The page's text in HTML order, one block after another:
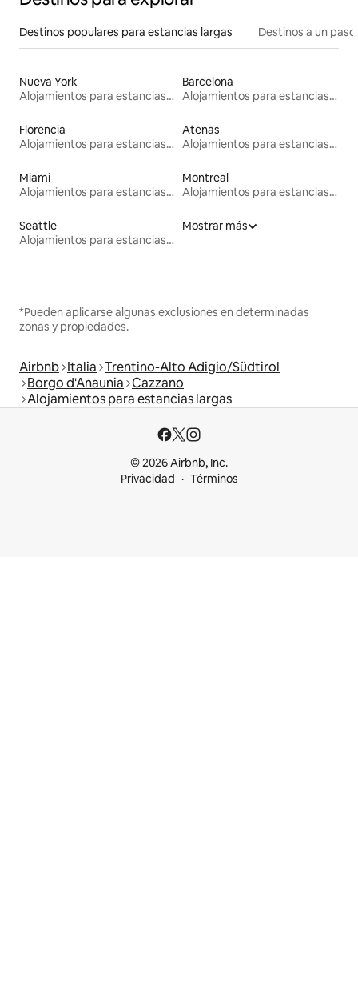
Destinos populares para estancias largas Destinos a un
Nueva York
Alojamientos para estancias largas
Barcelona
Alojamientos para estancias largas
Florencia
Alojamientos para estancias largas
Atenas
Alojamientos para estancias largas
Miami
Alojamientos para estancias largas
Montreal
Alojamientos para estancias largas
Seattle
Alojamientos para estancias largas
Mostrar más
*Pueden aplicarse algunas exclusiones en determinadas
zonas y propiedades.
Airbnb Italia Trentino-Alto Adigio/Südtirol
Borgo d'Anaunia Cazzano
Alojamientos para estancias largas
© 2026 Airbnb, Inc.
Privacidad
Términos